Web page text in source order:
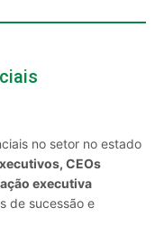
no setor no estado
CEOs
executiva
de sucessão e